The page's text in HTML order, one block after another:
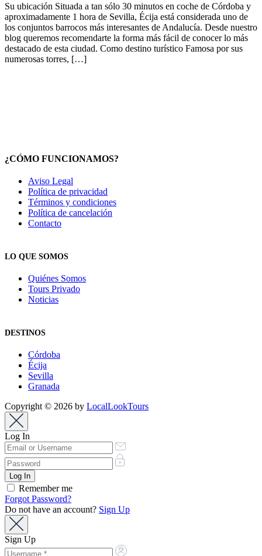
Su ubicación Situada a tan sólo 30 minutos en coche de Córdoba y
aproximadamente 1 hora de Sevilla, Écija está considerada uno de
los conjuntos barrocos más interesantes de Andalucía. Desde nuestro
blog queremos recomendarte la forma más fácil de conocer lo más
destacado de esta ciudad. Como destino turístico Famosa por sus
numerosas torres, […]
¿CÓMO FUNCIONAMOS?
Aviso Legal
Política de privacidad
Términos y condiciones
Política de cancelación
Contacto
LO QUE SOMOS
Quiénes Somos
Tours Privado
Noticias
DESTINOS
Córdoba
Écija
Sevilla
Granada
Copyright © 2026 by LocalLookTours
Log In
Remember me
Forgot Password?
Do not have an account? Sign Up
Sign Up